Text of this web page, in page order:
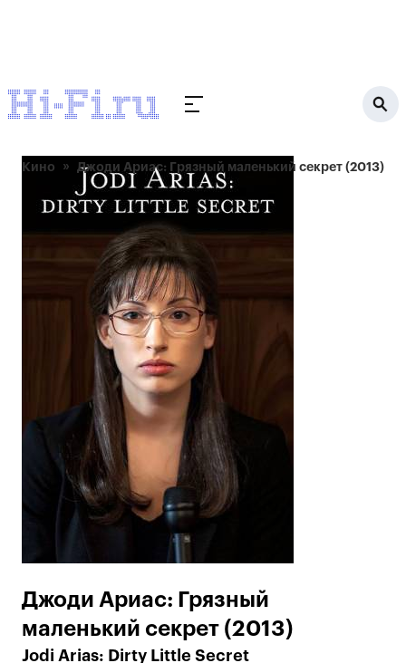
Кино Джоди Ариас: Грязный маленький секрет (2013)
Джоди Ариас: Грязный
маленький секрет (2013)
Jodi Arias: Dirty Little Secret